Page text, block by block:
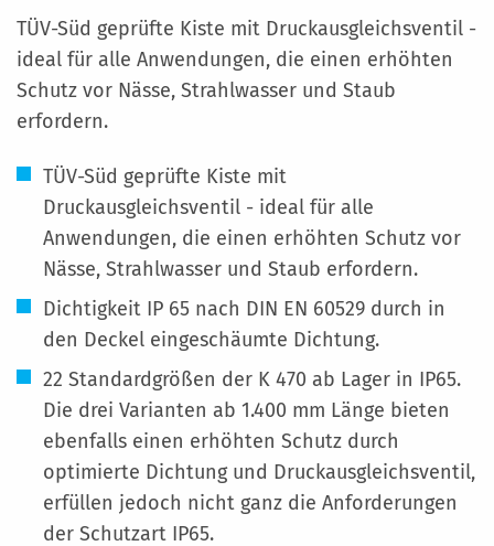
TÜV-Süd geprüfte Kiste mit Druckausgleichsventil -
ideal für alle Anwendungen, die einen erhöhten
Schutz vor Nässe, Strahlwasser und Staub
erfordern.
TÜV-Süd geprüfte Kiste mit
Druckausgleichsventil - ideal für alle
Anwendungen, die einen erhöhten Schutz vor
Nässe, Strahlwasser und Staub erfordern.
Dichtigkeit IP 65 nach DIN EN 60529 durch in
den Deckel eingeschäumte Dichtung.
22 Standardgrößen der K 470 ab Lager in IP65.
Die drei Varianten ab 1.400 mm Länge bieten
ebenfalls einen erhöhten Schutz durch
optimierte Dichtung und Druckausgleichsventil,
erfüllen jedoch nicht ganz die Anforderungen
der Schutzart IP65.